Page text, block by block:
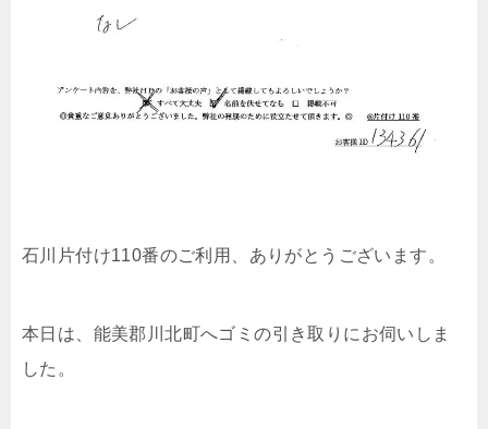
石川片付け110番のご利用、ありがとうございます。
本日は、能美郡川北町へゴミの引き取りにお伺いしま
した。